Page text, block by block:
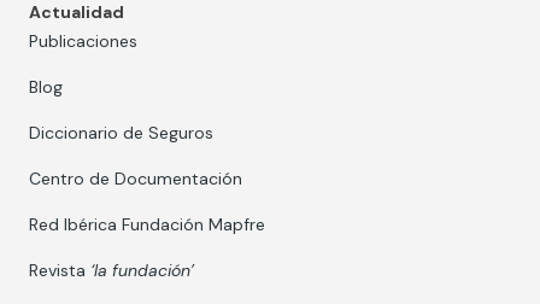
Actualidad
Publicaciones
Blog
Diccionario de Seguros
Centro de Documentación
Red Ibérica Fundación Mapfre
Revista ‘la fundación’